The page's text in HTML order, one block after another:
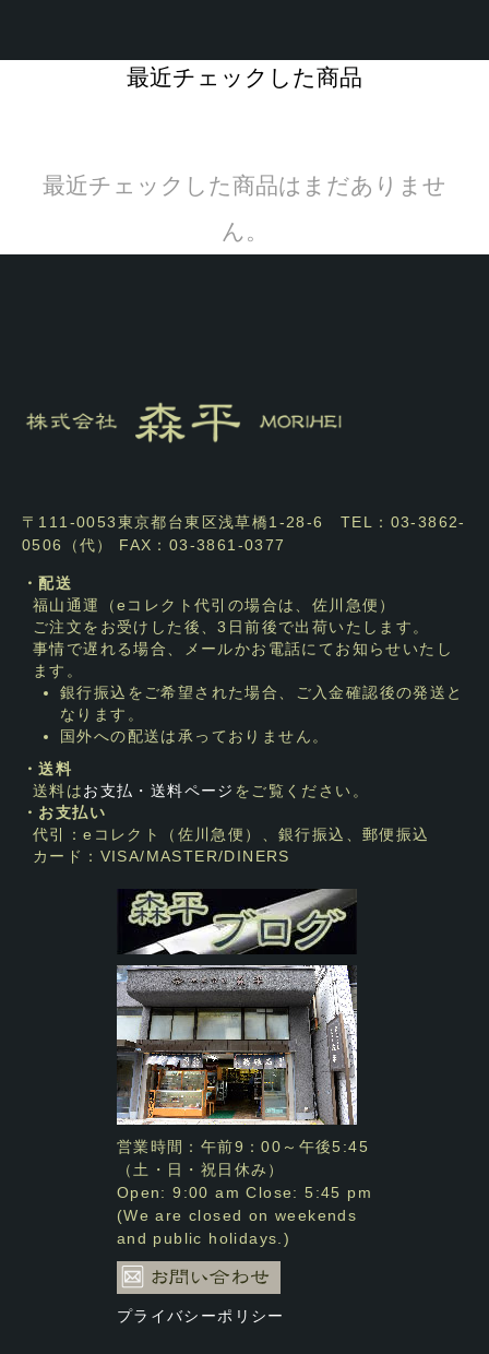
最近チェックした商品
最近チェックした商品はまだありませ
ん。
〒111-0053東京都台東区浅草橋1-28-6 TEL：03-3862-
0506（代） FAX：03-3861-0377
・配送
福山通運（eコレクト代引の場合は、佐川急便）
ご注文をお受けした後、3日前後で出荷いたします。
事情で遅れる場合、メールかお電話にてお知らせいたし
ます。
銀行振込をご希望された場合、ご入金確認後の発送と
なります。
国外への配送は承っておりません。
・送料
送料はお支払・送料ページ をご覧ください。
・お支払い
代引：eコレクト（佐川急便）、銀行振込、郵便振込
カード：VISA/MASTER/DINERS
営業時間：午前9：00～午後5:45
（土・日・祝日休み）
Open: 9:00 am Close: 5:45 pm
(We are closed on weekends
and public holidays.)
プライバシーポリシー